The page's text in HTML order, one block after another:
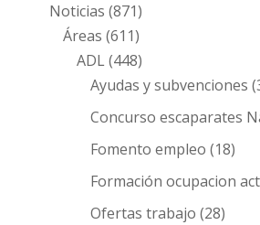
Noticias (871)
Áreas (611)
ADL(448)
Ayudas y subvenciones
Concurso escaparates
Fomento empleo (18)
Formación ocupacion
Ofertas trabajo (28)